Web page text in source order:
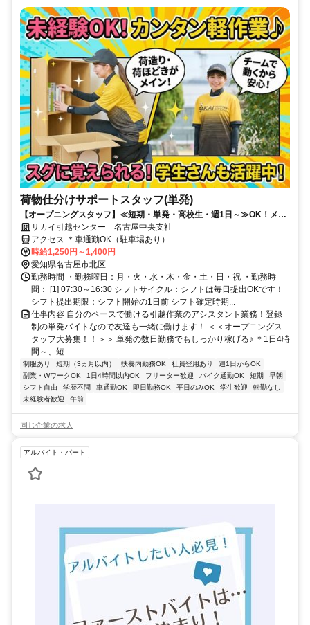
荷物仕分けサポートスタッフ(単発)
【オープニングスタッフ】≪短期・単発・高校生・週1日～≫OK！メリ
ット多数♪
サカイ引越センター 名古屋中央支社
アクセス ＊車通勤OK（駐車場あり）
時給1,250円～1,400円
愛知県名古屋市北区
勤務時間 ・勤務曜日：月・火・水・木・金・土・日・祝 ・勤務時
間： [1] 07:30～16:30 シフトサイクル：シフトは毎日提出OKです！
シフト提出期限：シフト開始の1日前 シフト確定時期...
仕事内容 自分のペースで働ける引越作業のアシスタント業務！登録
制の単発バイトなので友達も一緒に働けます！ ＜＜オープニングス
タッフ大募集！！＞＞ 単発の数日勤務でもしっかり稼げる♪ ＊1日4時
間～、短...
制服あり 短期（3ヵ月以内） 扶養内勤務OK 社員登用あり
週1日からOK
副業・WワークOK
1日4時間以内OK フリーター歓迎 バイク通勤OK 短期
早朝
シフト自由
学歴不問 車通勤OK 即日勤務OK 平日のみOK 学生歓迎
転勤なし
未経験者歓迎
午前
同じ企業の求人
アルバイト・パート